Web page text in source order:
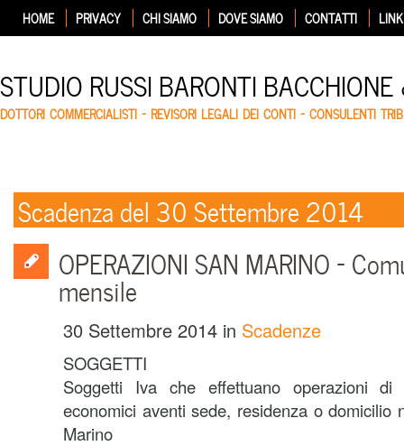
HOME PRIVACY CHI SIAMO DOVE SIAMO CONTATTI LINK
STUDIO RUSSI BARONTI
DOTTORI COMMERCIALISTI – REVISORI LEGALI DEI CONTI – CONSULENTI
Scadenza del 30 Settembre 2014
OPERAZIONI SAN MARINO –
mensile
30 Settembre 2014 in Scadenze
SOGGETTI
Soggetti Iva che effettuano operazioni di
economici aventi sede, residenza o domicilio
Marino